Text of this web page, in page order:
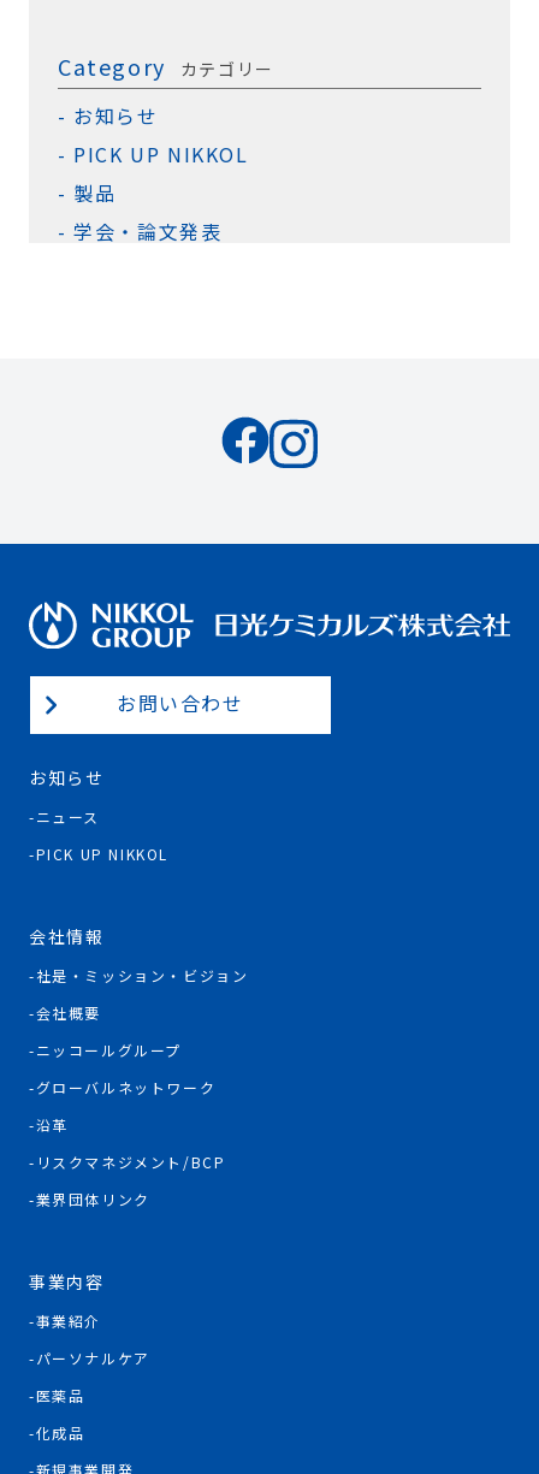
Category カテゴリー
お知らせ
PICK UP NIKKOL
製品
学会・論文発表
お問い合わせ
お知らせ
ニュース
PICK UP NIKKOL
会社情報
社是・ミッション・ビジョン
会社概要
ニッコールグループ
グローバルネットワーク
沿革
リスクマネジメント/BCP
業界団体リンク
事業内容
事業紹介
パーソナルケア
医薬品
化成品